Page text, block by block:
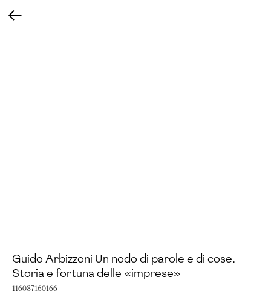
Guido Arbizzoni Un nodo di parole e di cose.
Storia e fortuna delle «imprese»
116087160166